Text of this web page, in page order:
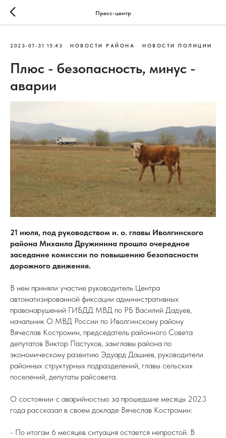
Пресс-центр
2023-07-31 15:43 НОВОСТИ РАЙОНА НОВОСТИ ПОЛИЦИИ
Плюс - безопасность, минус -
аварии
21 июля, под руководством и. о. главы Иволгинского
района Михаила Дружинина прошло очередное
заседание комиссии по повышению безопасности
дорожного движения.
В нем приняли участие руководитель Центра
автоматизированной фиксации административных
правонарушений ГИБДД МВД по РБ Василий Дадуев,
начальник О МВД России по Иволгинскому району
Вячеслав Костромин, председатель районного Совета
депутатов Виктор Пастухов, замглавы района по
экономическому развитию Эдуард Дашиев, руководители
районных структурных подразделений, главы сельских
поселений, депутаты райсовета.
О состоянии с аварийностью за прошедшие месяцы 2023
года рассказал в своем докладе Вячеслав Костромин:
- По итогам 6 месяцев ситуация остается непростой. В